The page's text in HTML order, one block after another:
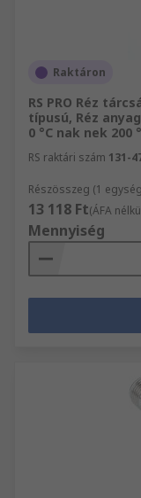
Raktáron
RS PRO Réz
típusú, Réz
0 °C nak nek 200
RS raktári szám 131-
Részösszeg (1
13 118 Ft(ÁFA
Mennyiség